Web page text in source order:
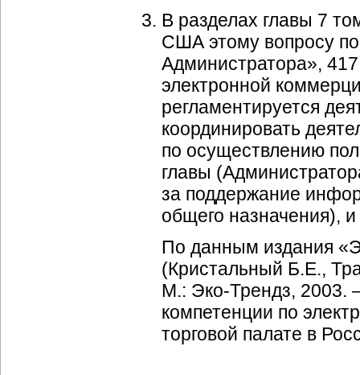
В разделах главы 7
США этому вопросу
Администратора»,
электронной
регламентируется
координировать
по осуществлению
главы
за поддержание
общего назначения),
По данным издания
(Кристальный Б.Е.,
М.: Эко-Трендз, 2003.
компетенции по
торговой палате в